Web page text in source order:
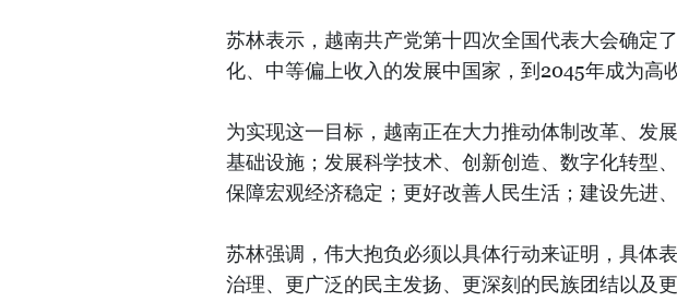
苏林表示，越南共产党第十四次全国代表大会确定
化、中等偏上收入的发展中国家，到2045年成为高
为实现这一目标，越南正在大力推动体制改革、发
基础设施；发展科学技术、创新创造、数字化转型
保障宏观经济稳定；更好改善人民生活；建设先进
苏林强调，伟大抱负必须以具体行动来证明，具体
治理、更广泛的民主发扬、更深刻的民族团结以及